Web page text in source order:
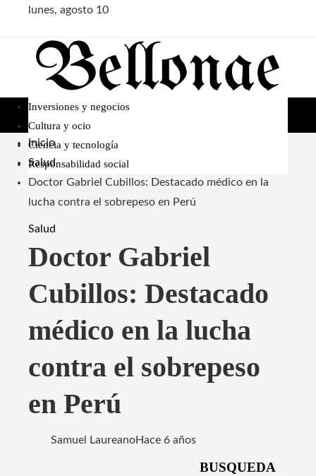
lunes, agosto 10
Inversiones y negocios
Cultura y ocio
Ciencia y tecnología
Responsabilidad social
Inicio
Salud
Doctor Gabriel Cubillos: Destacado médico en la
lucha contra el sobrepeso en Perú
Salud
Doctor Gabriel
Cubillos: Destacado
médico en la lucha
contra el sobrepeso
en Perú
Samuel LaureanoHace 6 años
BUSQUEDA